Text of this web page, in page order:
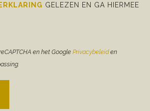
GELEZEN EN GA HIERMEE
en het Google Privacybeleiden